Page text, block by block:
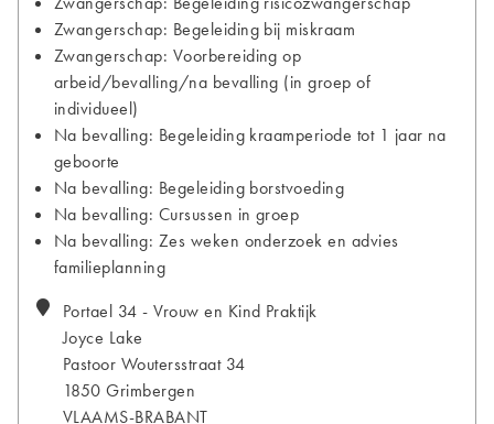
Zwangerschap: Begeleiding bij miskraam
Zwangerschap: Voorbereiding op
arbeid/bevalling/na bevalling (in groep of
individueel)
Na bevalling: Begeleiding kraamperiode tot 1 jaar na
geboorte
Na bevalling: Begeleiding borstvoeding
Na bevalling: Cursussen in groep
Na bevalling: Zes weken onderzoek en advies
familieplanning
Portael 34 - Vrouw en Kind Praktijk
Joyce Lake
Pastoor Woutersstraat 34
1850 Grimbergen
VLAAMS-BRABANT